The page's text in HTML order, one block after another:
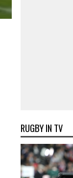
RUGBY IN TV